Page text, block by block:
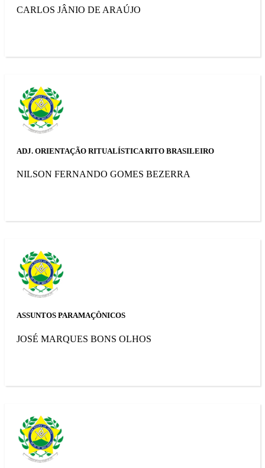
CARLOS JÂNIO DE ARAÚJO
ADJ. ORIENTAÇÃO RITUALÍSTICA RITO BRASILEIRO
NILSON FERNANDO GOMES BEZERRA
ASSUNTOS PARAMAÇÔNICOS
JOSÉ MARQUES BONS OLHOS